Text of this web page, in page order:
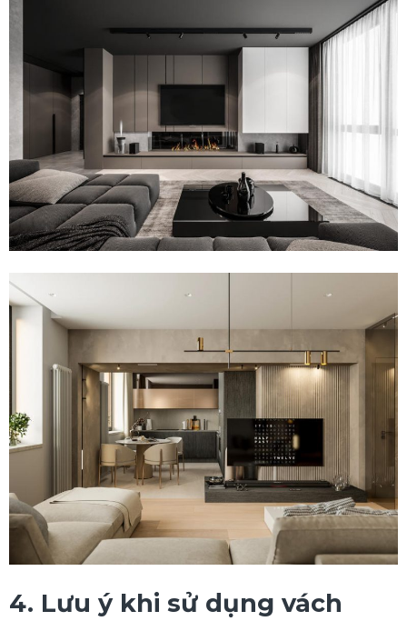
4. Lưu ý khi sử dụng vách